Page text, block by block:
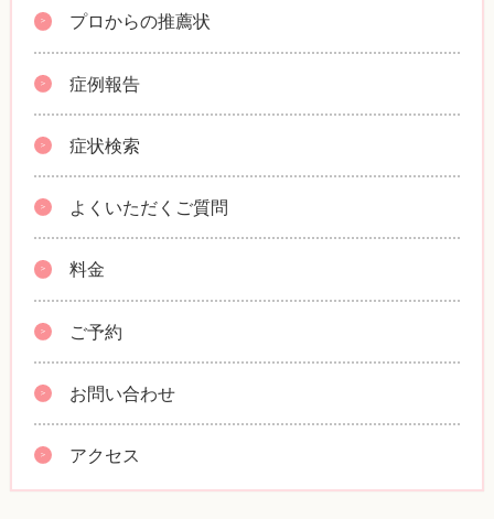
プロからの推薦状
症例報告
症状検索
よくいただくご質問
料金
ご予約
お問い合わせ
アクセス